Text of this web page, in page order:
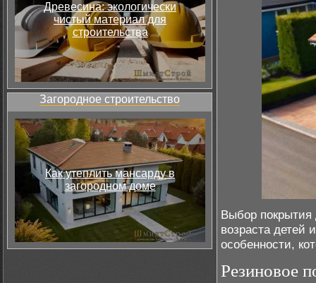
Древесина: экологически
чистый материал для
строительства
Загородное строительство
Как утеплить мансарду в
загородном доме
Выбор покрытия
возраста детей
особенности,
Резиновое